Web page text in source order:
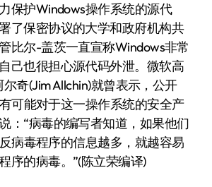
护Windows操作系统的源代
了保密协议的大学和政府机构共
比尔-盖茨一直宣称Windows非常
己也很担心源代码外泄。微软高
奇(Jim Allchin)就曾表示，公开
可能对于这一操作系统的安全产
：“病毒的编写者知道，如果他们
病毒程序的信息越多，就越容易
序的病毒。”(陈立荣编译)